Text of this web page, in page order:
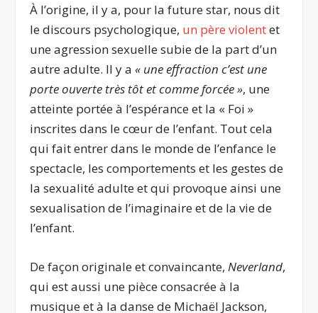
À l’origine, il y a, pour la future star, nous dit
le discours psychologique, un père violentet
une agression sexuelle subie de la part d’un
autre adulte. Il y a« une effraction c’est une
porte ouverte très tôt et comme forcée », une
atteinte portée à l’espérance et la « Foi »
inscrites dans le cœur de l’enfant. Tout cela
qui fait entrer dans le monde de l’enfance le
spectacle, les comportements et les gestes de
la sexualité adulte et qui provoque ainsi une
sexualisation de l’imaginaire et de la vie de
l’enfant.
De façon originale et convaincante,Neverland,
qui est aussi une pièce consacrée à la
musique et à la danse de Michaël Jackson,